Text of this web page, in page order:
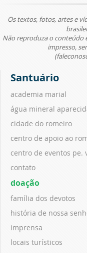
Os textos, fotos, artes e
Não reproduza o conteúdo
impresso,
Santuário
academia marial
água mineral
cidade do romeiro
centro de apoio ao
centro de eventos pe.
contato
doação
família dos devotos
história de nossa
imprensa
locais turísticos